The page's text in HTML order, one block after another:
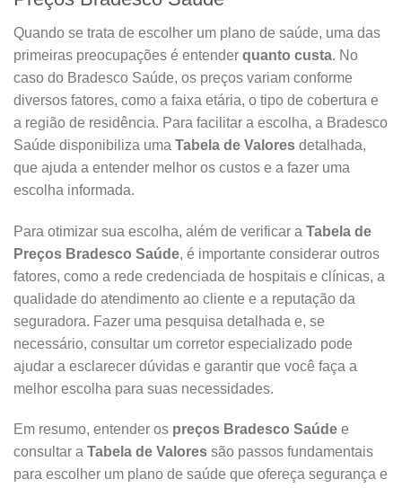
Quando se trata de escolher um plano de saúde, uma das
primeiras preocupações é entender quanto custa. No
caso do Bradesco Saúde, os preços variam conforme
diversos fatores, como a faixa etária, o tipo de cobertura e
a região de residência. Para facilitar a escolha, a Bradesco
Saúde disponibiliza uma Tabela de Valores detalhada,
que ajuda a entender melhor os custos e a fazer uma
escolha informada.
Para otimizar sua escolha, além de verificar a Tabela de
Preços Bradesco Saúde, é importante considerar outros
fatores, como a rede credenciada de hospitais e clínicas, a
qualidade do atendimento ao cliente e a reputação da
seguradora. Fazer uma pesquisa detalhada e, se
necessário, consultar um corretor especializado pode
ajudar a esclarecer dúvidas e garantir que você faça a
melhor escolha para suas necessidades.
Em resumo, entender os preços Bradesco Saúde e
consultar a Tabela de Valores são passos fundamentais
para escolher um plano de saúde que ofereça segurança e